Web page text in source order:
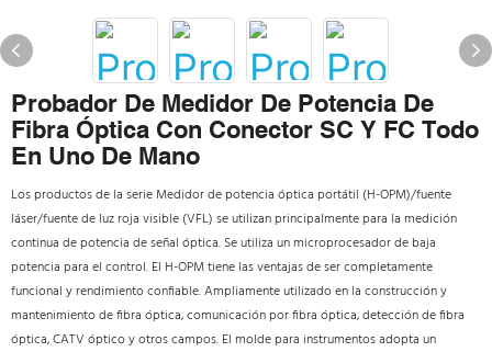
Probador De Medidor De Potencia De
Fibra Óptica Con Conector SC Y FC Todo
En Uno De Mano
Los productos de la serie Medidor de potencia óptica portátil (H-OPM)/fuente
láser/fuente de luz roja visible (VFL) se utilizan principalmente para la medición
continua de potencia de señal óptica. Se utiliza un microprocesador de baja
potencia para el control. El H-OPM tiene las ventajas de ser completamente
funcional y rendimiento confiable. Ampliamente utilizado en la construcción y
mantenimiento de fibra óptica, comunicación por fibra óptica, detección de fibra
óptica, CATV óptico y otros campos. El molde para instrumentos adopta un